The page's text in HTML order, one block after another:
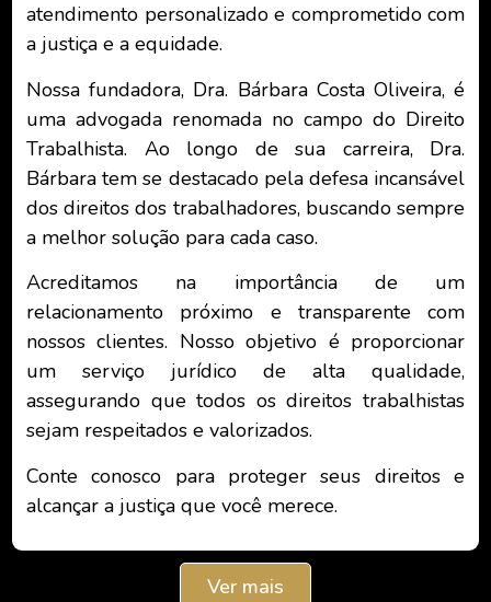
atendimento personalizado e comprometido com
a justiça e a equidade.
Nossa fundadora, Dra. Bárbara Costa Oliveira, é
uma advogada renomada no campo do Direito
Trabalhista. Ao longo de sua carreira, Dra.
Bárbara tem se destacado pela defesa incansável
dos direitos dos trabalhadores, buscando sempre
a melhor solução para cada caso.
Acreditamos na importância de um
relacionamento próximo e transparente com
nossos clientes. Nosso objetivo é proporcionar
um serviço jurídico de alta qualidade,
assegurando que todos os direitos trabalhistas
sejam respeitados e valorizados.
Conte conosco para proteger seus direitos e
alcançar a justiça que você merece.
Ver mais